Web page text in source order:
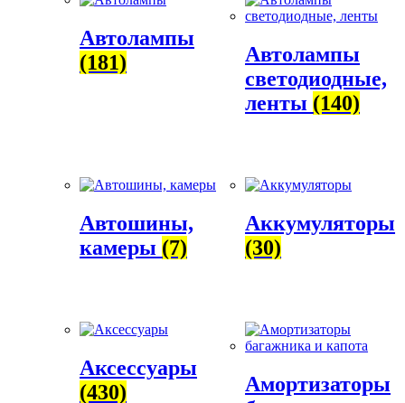
Автолампы
(181)
Автолампы
светодиодные,
ленты (140)
Автошины,
камеры (7)
Аккумуляторы
(30)
Аксессуары
(430)
Амортизаторы